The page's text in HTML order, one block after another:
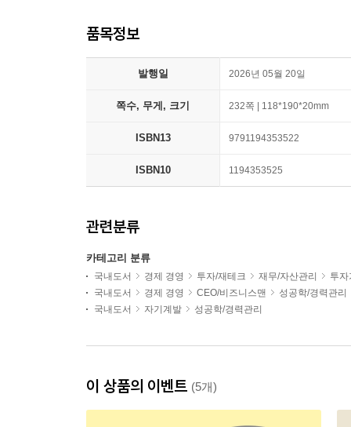
품목정보
발행일 2026년 05월 20일
쪽수, 무게, 크기 232쪽 | 118*190*20mm
ISBN13 9791194353522
ISBN10 1194353525
관련분류
카테고리 분류
국내도서 경제 경영 투자/재테크 재무/자산관리
투
국내도서
경제 경영 CEO/비즈니스맨
성공학/경력관리
국내도서
자기계발 성공학/경력관리
이 상품의 이벤트 (5개)